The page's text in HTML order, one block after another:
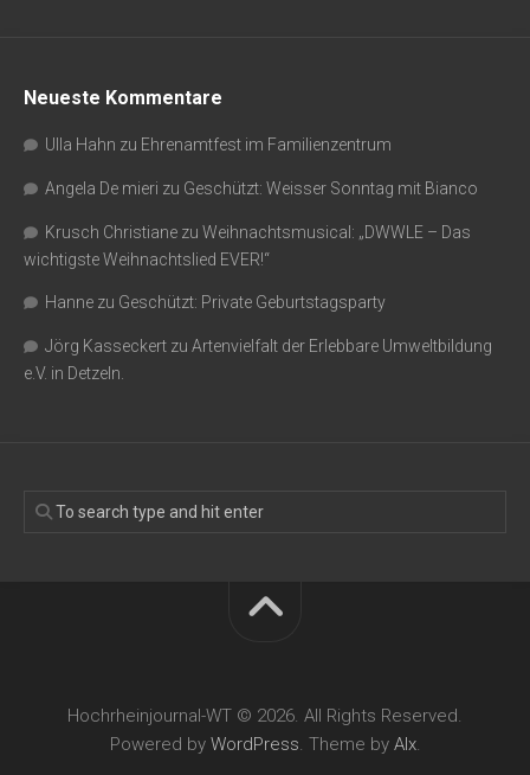
Neueste Kommentare
Ulla Hahn zu Ehrenamtfest im Familienzentrum
Angela De mieri zu Geschützt: Weisser Sonntag mit Bianco
Krusch Christiane zu Weihnachtsmusical: „DWWLE – Das
wichtigste Weihnachtslied EVER!“
Hanne zu Geschützt: Private Geburtstagsparty
Jörg Kasseckert zu Artenvielfalt der Erlebbare Umweltbildung
e.V. in Detzeln.
Hochrheinjournal-WT © 2026. All Rights Reserved.
Powered by WordPress. Theme by Alx.